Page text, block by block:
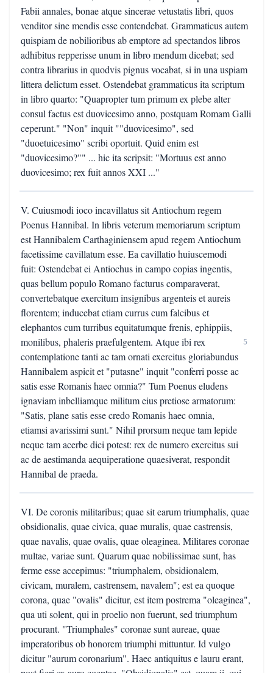
Fabii annales, bonae atque sincerae vetustatis libri, quos
venditor sine mendis esse contendebat. Grammaticus autem
quispiam de nobilioribus ab emptore ad spectandos libros
adhibitus repperisse unum in libro mendum dicebat; sed
contra librarius in quodvis pignus vocabat, si in una uspiam
littera delictum esset. Ostendebat grammaticus ita scriptum
in libro quarto: "Quapropter tum primum ex plebe alter
consul factus est duovicesimo anno, postquam Romam Galli
ceperunt." "Non" inquit ""duovicesimo", sed
"duoetuicesimo" scribi oportuit. Quid enim est
"duovicesimo?"" ... hic ita scripsit: "Mortuus est anno
duovicesimo; rex fuit annos XXI ..."
V. Cuiusmodi ioco incavillatus sit Antiochum regem
Poenus Hannibal. In libris veterum memoriarum scriptum
est Hannibalem Carthaginiensem apud regem Antiochum
facetissime cavillatum esse. Ea cavillatio huiuscemodi
fuit: Ostendebat ei Antiochus in campo copias ingentis,
quas bellum populo Romano facturus comparaverat,
convertebatque exercitum insignibus argenteis et aureis
florentem; inducebat etiam currus cum falcibus et
elephantos cum turribus equitatumque frenis, ephippiis,
monilibus, phaleris praefulgentem. Atque ibi rex
contemplatione tanti ac tam ornati exercitus gloriabundus
Hannibalem aspicit et "putasne" inquit "conferri posse ac
satis esse Romanis haec omnia?" Tum Poenus eludens
ignaviam inbelliamque militum eius pretiose armatorum:
"Satis, plane satis esse credo Romanis haec omnia,
etiamsi avarissimi sunt." Nihil prorsum neque tam lepide
neque tam acerbe dici potest: rex de numero exercitus sui
ac de aestimanda aequiperatione quaesiverat, respondit
Hannibal de praeda.
5
VI. De coronis militaribus; quae sit earum triumphalis, quae
obsidionalis, quae civica, quae muralis, quae castrensis,
quae navalis, quae ovalis, quae oleaginea. Militares coronae
multae, variae sunt. Quarum quae nobilissimae sunt, has
ferme esse accepimus: "triumphalem, obsidionalem,
civicam, muralem, castrensem, navalem"; est ea quoque
corona, quae "ovalis" dicitur, est item postrema "oleaginea",
qua uti solent, qui in proelio non fuerunt, sed triumphum
procurant. "Triumphales" coronae sunt aureae, quae
imperatoribus ob honorem triumphi mittuntur. Id vulgo
dicitur "aurum coronarium". Haec antiquitus e lauru erant,